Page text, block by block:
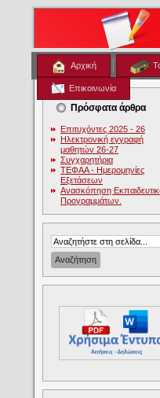
Αρχική
Επικοινωνία
Πρόσφατα άρθρα
Επιτυχόντες 2025 - 26
Ηλεκτρονική εγγραφή
μαθητών 26-27
Συγχαρητήρια
ΤΕΦΑΑ - Ημερομηνίες
Εξετάσεων
Ανασκόπηση
Προγραμμάτων.